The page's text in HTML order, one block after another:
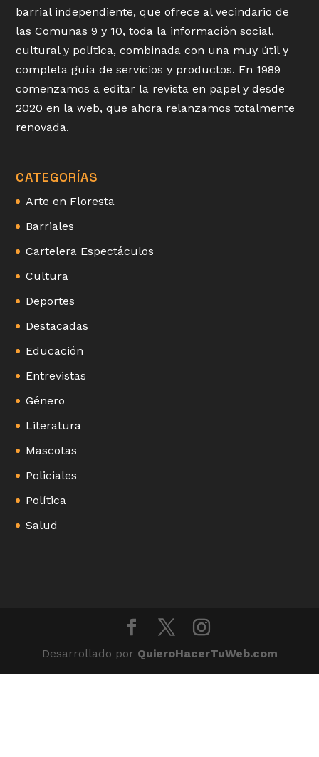
barrial independiente, que ofrece al vecindario de
las Comunas 9 y 10, toda la información social,
cultural y política, combinada con una muy útil y
completa guía de servicios y productos. En 1989
comenzamos a editar la revista en papel y desde
2020 en la web, que ahora relanzamos totalmente
renovada.
CATEGORÍAS
Arte en Floresta
Barriales
Cartelera Espectáculos
Cultura
Deportes
Destacadas
Educación
Entrevistas
Género
Literatura
Mascotas
Policiales
Política
Salud
Desarrollado por QuieroHacerTuWeb.com